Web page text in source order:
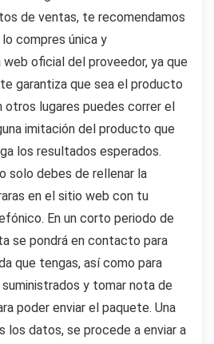
de ventas, te recomendamos
compres única y
oficial del proveedor, ya que
garantiza que sea el producto
lugares puedes correr el
imitación del producto que
los resultados esperados.
solo debes de rellenar la
en el sitio web con tu
En un corto periodo de
se pondrá en contacto para
que tengas, así como para
y tomar nota de
poder enviar el paquete. Una
los datos, se procede a enviar a